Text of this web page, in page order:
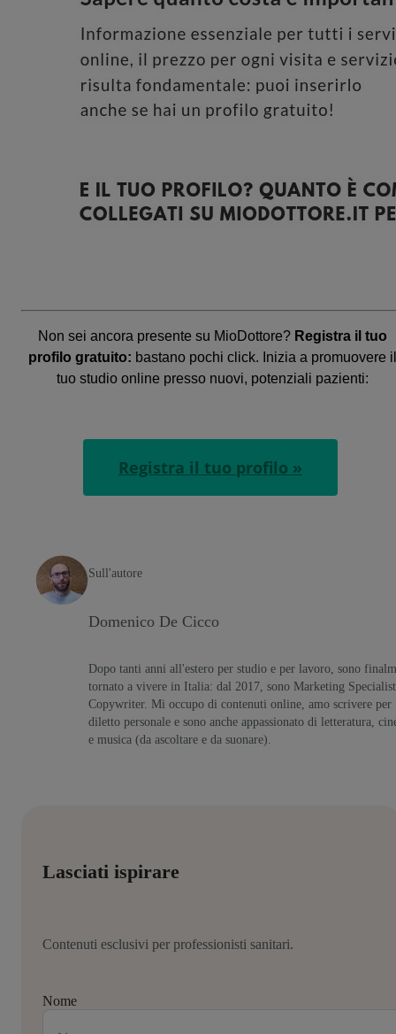
Non sei ancora presente su MioDottore? Registra il tuo
profilo gratuito: bastano pochi click. Inizia a promuovere il
tuo studio online presso nuovi, potenziali pazienti:
Registra il tuo profilo »
Sull'autore
Domenico De Cicco
Dopo tanti anni all'estero per studio e per lavoro, sono
tornato a vivere in Italia: dal 2017, sono Marketing
Copywriter. Mi occupo di contenuti online, amo scrivere per
diletto personale e sono anche appassionato di letteratura,
e musica (da ascoltare e da suonare).
Lasciati ispirare
Contenuti esclusivi per professionisti sanitari.
Nome